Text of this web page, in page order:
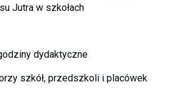
Jutra w szkołach
dydaktyczne
szkół, przedszkoli i placówek